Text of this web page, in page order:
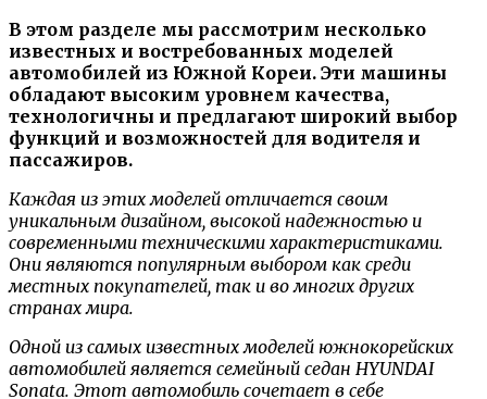
В этом разделе мы рассмотрим несколько
известных и востребованных моделей
автомобилей из Южной Кореи. Эти машины
обладают высоким уровнем качества,
технологичны и предлагают широкий выбор
функций и возможностей для водителя и
пассажиров.
Каждая из этих моделей отличается своим
уникальным дизайном, высокой надежностью и
современными техническими характеристиками.
Они являются популярным выбором как среди
местных покупателей, так и во многих других
странах мира.
Одной из самых известных моделей южнокорейских
автомобилей является семейный седан HYUNDAI
Sonata. Этот автомобиль сочетает в себе